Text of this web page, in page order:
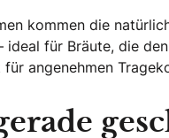
kommen die
für Bräute, die
angenehmen